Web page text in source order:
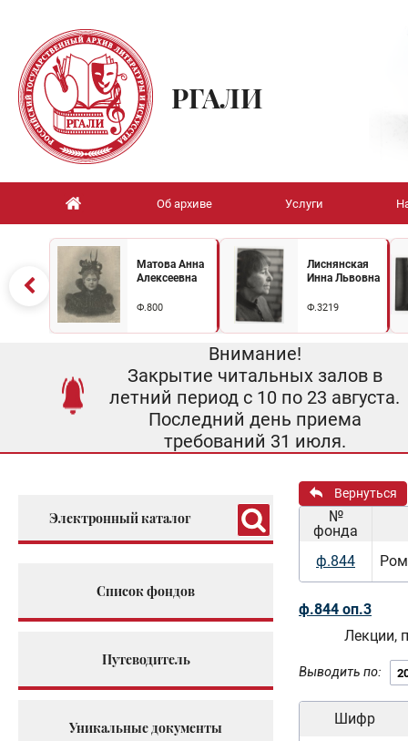
РГАЛИ
Об архиве Услуги
Матова Анна
Алексеевна
Ф.800
Лиснянская
Инна Львовна
Ф.3219
Внимание!
Закрытие читальных залов в
летний период с 10 по 23 августа.
Последний день приема
требований 31 июля.
Электронный каталог
Список фондов
Путеводитель
Уникальные документы
Вернуться
№
фонда
ф.844
ф.844 оп.3
Лекции,
Выводить по:
Шифр